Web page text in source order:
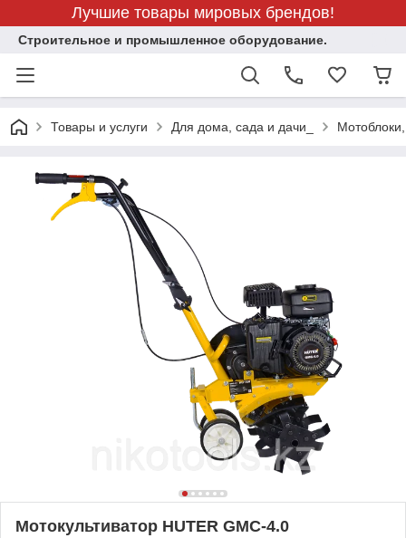
Лучшие товары мировых брендов!
Строительное и промышленное оборудование.
Товары и услуги Для дома, сада и дачи_
Мотокультиватор HUTER GMC-4.0